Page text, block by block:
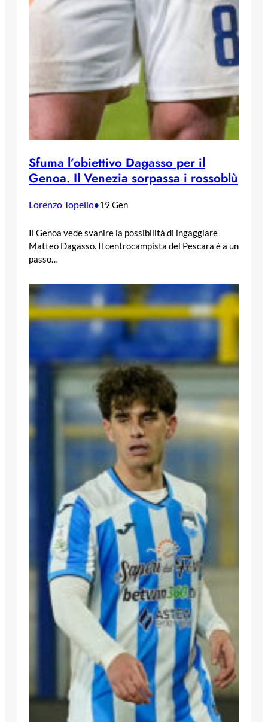
Sfuma l’obiettivo Dagasso per il
Genoa. Il Venezia sorpassa i rossoblù
Lorenzo Topello•19 Gen
Il Genoa vede svanire la possibilità di ingaggiare
Matteo Dagasso. Il centrocampista del Pescara è a un
passo…